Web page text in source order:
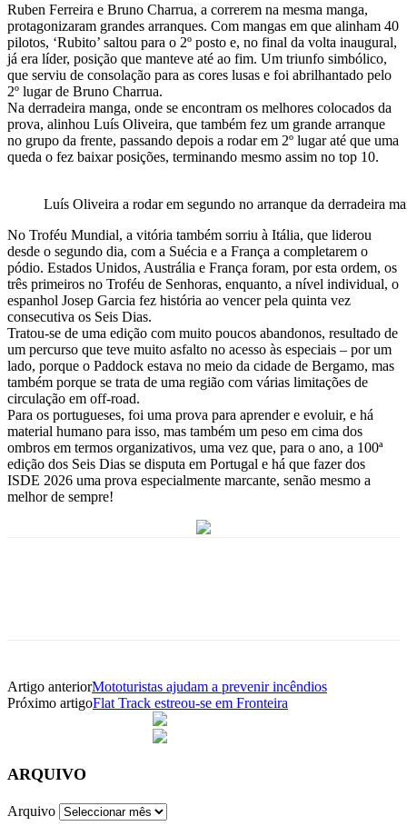
Ruben Ferreira e Bruno Charrua, a correrem na mesma manga,
protagonizaram grandes arranques. Com mangas em que alinham 40
pilotos, ‘Rubito’ saltou para o 2º posto e, no final da volta inaugural,
já era líder, posição que manteve até ao fim. Um triunfo simbólico,
que serviu de consolação para as cores lusas e foi abrilhantado pelo
2º lugar de Bruno Charrua.
Na derradeira manga, onde se encontram os melhores colocados da
prova, alinhou Luís Oliveira, que também fez um grande arranque
no grupo da frente, passando depois a rodar em 2º lugar até que uma
queda o fez baixar posições, terminando mesmo assim no top 10.
Luís Oliveira a rodar em segundo no arranque da derradeira
No Troféu Mundial, a vitória também sorriu à Itália, que liderou
desde o segundo dia, com a Suécia e a França a completarem o
pódio. Estados Unidos, Austrália e França foram, por esta ordem, os
três primeiros no Troféu de Senhoras, enquanto, a nível individual, o
espanhol Josep Garcia fez história ao vencer pela quinta vez
consecutiva os Seis Dias.
Tratou-se de uma edição com muito poucos abandonos, resultado de
um percurso que teve muito asfalto no acesso às especiais – por um
lado, porque o Paddock estava no meio da cidade de Bergamo, mas
também porque se trata de uma região com várias limitações de
circulação em off-road.
Para os portugueses, foi uma prova para aprender e evoluir, e há
material humano para isso, mas também um peso em cima dos
ombros em termos organizativos, uma vez que, para o ano, a 100ª
edição dos Seis Dias se disputa em Portugal e há que fazer dos
ISDE 2026 uma prova especialmente marcante, senão mesmo a
melhor de sempre!
Artigo anteriorMototuristas ajudam a prevenir incêndios
Próximo artigoFlat Track estreou-se em Fronteira
ARQUIVO
Arquivo